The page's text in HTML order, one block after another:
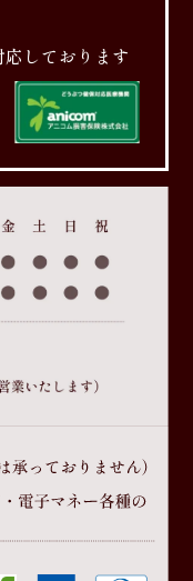
しております